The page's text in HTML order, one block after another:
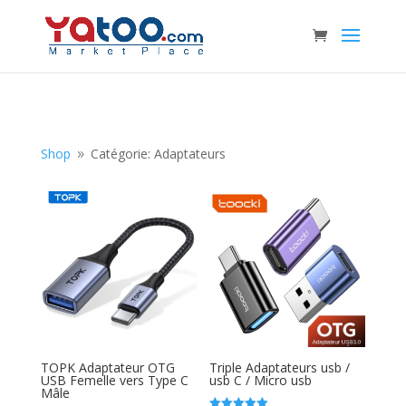
Shop 9 Catégorie: Adaptateurs
TOPK Adaptateur OTG
USB Femelle vers Type C
Mâle
Triple Adaptateurs usb /
usb C / Micro usb